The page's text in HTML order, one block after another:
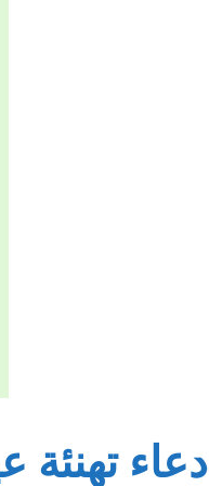
دعاء تهنئة